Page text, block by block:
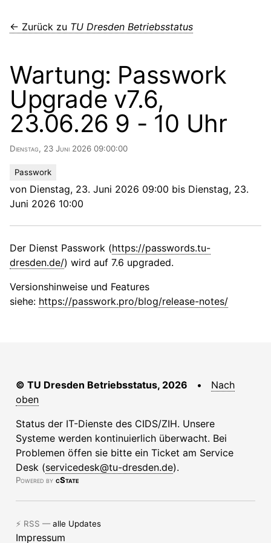
← Zurück zu TU Dresden Betriebsstatus
Wartung: Passwork
Upgrade v7.6,
23.06.26 9 - 10 Uhr
Dienstag, 23 Juni 2026 09:00:00
Passwork
von Dienstag, 23. Juni 2026 09:00 bis Dienstag, 23.
Juni 2026 10:00
Der Dienst Passwork (https://passwords.tu-
dresden.de/) wird auf 7.6 upgraded.
Versionshinweise und Features
siehe: https://passwork.pro/blog/release-notes/
© TU Dresden Betriebsstatus, 2026 • Nach
oben
Status der IT-Dienste des CIDS/ZIH. Unsere
Systeme werden kontinuierlich überwacht. Bei
Problemen öffen sie bitte ein Ticket am Service
Desk (servicedesk@tu-dresden.de).
Powered by cState
⚡ RSS —alle Updates
Impressum